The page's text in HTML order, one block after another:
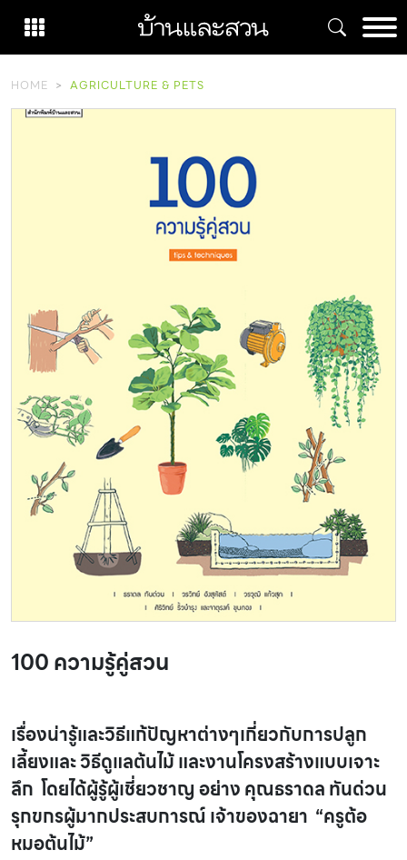
content
HOME AGRICULTURE & PETS
100 ความรู้คู่สวน
เรื่องน่ารู้และวิธีแก้ปัญหาต่างๆเกี่ยวกับการปลูก
เลี้ยงและ วิธีดูแลต้นไม้ และงานโครงสร้างแบบเจาะ
ลึก โดยได้ผู้รู้ผู้เชี่ยวชาญ อย่าง คุณธราดล ทันด่วน
รุกขกรผู้มากประสบการณ์ เจ้าของฉายา “ครูต้อ
หมอต้นไม้”